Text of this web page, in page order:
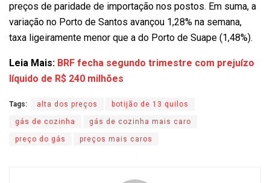
preços de paridade de importação nos postos. Em suma, a
variação no Porto de Santos avançou 1,28% na semana,
taxa ligeiramente menor que a do Porto de Suape (1,48%).
Leia Mais: BRF fecha segundo trimestre com prejuízo
líquido de R$ 240 milhões
Tags: alta dos preços botijão de 13 quilos
gás de cozinha gás de cozinha mais caro
preço do gás preços mais caros